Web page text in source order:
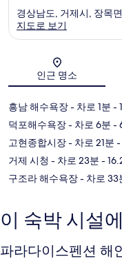
경상남도, 거제시, 장목
지도로 보기
인근 명소
흥남 해수욕장- 차로 1분 -
덕포해수욕장- 차로 6분 -
고현종합시장- 차로 21분 -
거제 시청 - 차로 23분 -
구조라 해수욕장- 차로 33
이 숙박 시설
파라다이스펜션 해